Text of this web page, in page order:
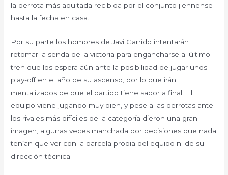
la derrota más abultada recibida por el conjunto jiennense
hasta la fecha en casa.
Por su parte los hombres de Javi Garrido intentarán
retomar la senda de la victoria para engancharse al último
tren que los espera aún ante la posibilidad de jugar unos
play-off en el año de su ascenso, por lo que irán
mentalizados de que el partido tiene sabor a final. El
equipo viene jugando muy bien, y pese a las derrotas ante
los rivales más difíciles de la categoría dieron una gran
imagen, algunas veces manchada por decisiones que nada
tenían que ver con la parcela propia del equipo ni de su
dirección técnica.